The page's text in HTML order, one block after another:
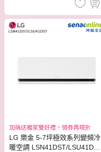
加碼送獨家雙好禮，領券再現折
LG 樂金 5-7坪極效系列變頻冷
暖空調 LSN41DST/LSU41DS